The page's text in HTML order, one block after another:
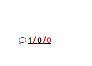
1 /0/0